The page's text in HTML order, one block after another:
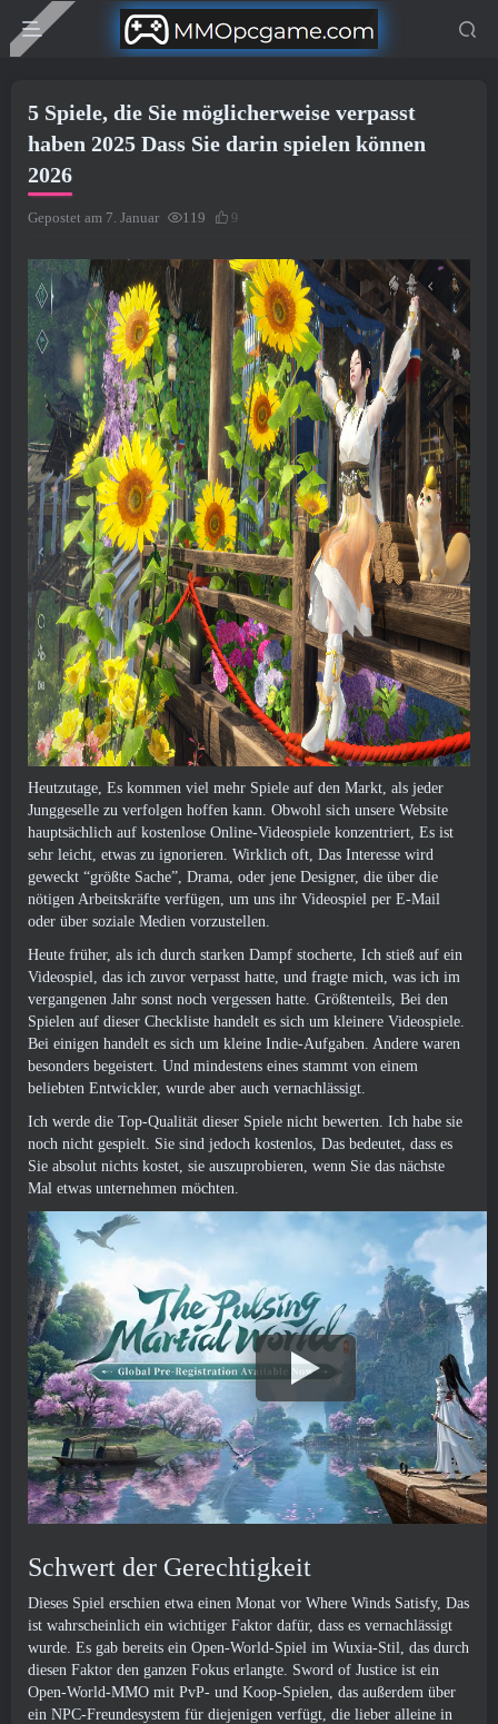
5 Spiele, die Sie möglicherweise verpasst
haben 2025 Dass Sie darin spielen können
2026
Gepostet am 7. Januar 119 9
Heutzutage, Es kommen viel mehr Spiele auf den Markt, als jeder
Junggeselle zu verfolgen hoffen kann. Obwohl sich unsere Website
hauptsächlich auf kostenlose Online-Videospiele konzentriert, Es ist
sehr leicht, etwas zu ignorieren. Wirklich oft, Das Interesse wird
geweckt “größte Sache”, Drama, oder jene Designer, die über die
nötigen Arbeitskräfte verfügen, um uns ihr Videospiel per E-Mail
oder über soziale Medien vorzustellen.
Heute früher, als ich durch starken Dampf stocherte, Ich stieß auf ein
Videospiel, das ich zuvor verpasst hatte, und fragte mich, was ich im
vergangenen Jahr sonst noch vergessen hatte. Größtenteils, Bei den
Spielen auf dieser Checkliste handelt es sich um kleinere Videospiele.
Bei einigen handelt es sich um kleine Indie-Aufgaben. Andere waren
besonders begeistert. Und mindestens eines stammt von einem
beliebten Entwickler, wurde aber auch vernachlässigt.
Ich werde die Top-Qualität dieser Spiele nicht bewerten. Ich habe sie
noch nicht gespielt. Sie sind jedoch kostenlos, Das bedeutet, dass es
Sie absolut nichts kostet, sie auszuprobieren, wenn Sie das nächste
Mal etwas unternehmen möchten.
Schwert der Gerechtigkeit
Dieses Spiel erschien etwa einen Monat vor Where Winds Satisfy, Das
ist wahrscheinlich ein wichtiger Faktor dafür, dass es vernachlässigt
wurde. Es gab bereits ein Open-World-Spiel im Wuxia-Stil, das durch
diesen Faktor den ganzen Fokus erlangte. Sword of Justice ist ein
Open-World-MMO mit PvP- und Koop-Spielen, das außerdem über
ein NPC-Freundesystem für diejenigen verfügt, die lieber alleine in